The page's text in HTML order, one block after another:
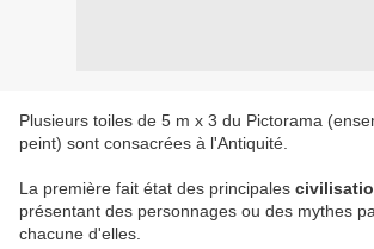
Plusieurs toiles de 5 m x 3 du Pictorama
peint) sont consacrées à l'Antiquité.
La première fait état des principales
présentant des personnages ou des mythes
chacune d'elles.